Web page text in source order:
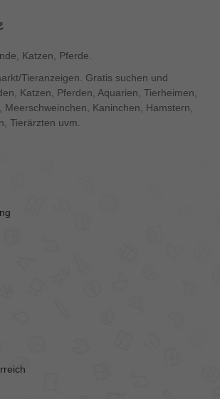
Katzen, Pferde.
Tieranzeigen. Gratis suchen und
Katzen, Pferden, Aquarien, Tierheimen,
Kaninchen, Hamstern,
Tierärzten uvm.